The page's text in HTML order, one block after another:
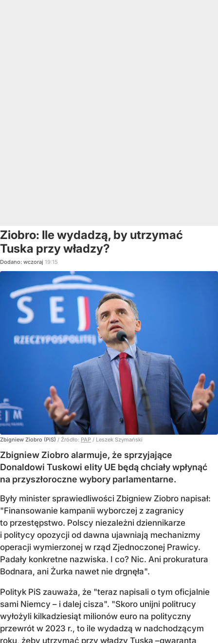
Ziobro: Ile wydadzą, by utrzymać
Tuska przy władzy?
Dodano: wczoraj 19:15
Zbigniew Ziobro (PiS) / Źródło: PAP / Leszek Szymański
Zbigniew Ziobro alarmuje, że sprzyjające
Donaldowi Tuskowi elity UE będą chciały wpłynąć
na przyszłoroczne wybory parlamentarne.
Były minister sprawiedliwości Zbigniew Ziobro napisał:
"Finansowanie kampanii wyborczej z zagranicy
to przestępstwo. Polscy niezależni dziennikarze
i politycy opozycji od dawna ujawniają mechanizmy
operacji wymierzonej w rząd Zjednoczonej Prawicy.
Padały konkretne nazwiska. I co? Nic. Ani prokuratura
Bodnara, ani Żurka nawet nie drgnęła".
Polityk PiS zauważa, że "teraz napisali o tym oficjalnie
sami Niemcy – i dalej cisza". "Skoro unijni politrucy
wyłożyli kilkadziesiąt milionów euro na polityczny
przewrót w 2023 r., to ile wydadzą w nadchodzącym
roku, żeby utrzymać przy władzy Tuska –gwaranta